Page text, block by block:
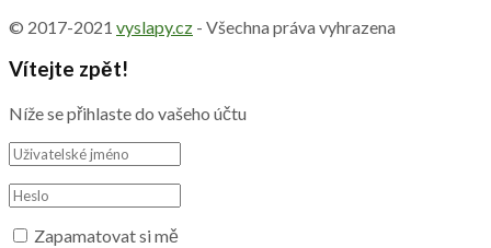
© 2017-2021 vyslapy.cz - Všechna práva vyhrazena
Vítejte zpět!
Níže se přihlaste do vašeho účtu
Zapamatovat si mě